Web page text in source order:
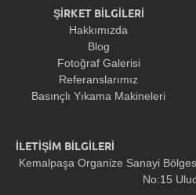
ŞİRKET BİLGİLERİ
Hakkımızda
Blog
Fotoğraf Galerisi
Referanslarımız
Basınçlı Yıkama Makineleri
İLETİŞİM BİLGİLERİ
Kemalpaşa Organize Sanayi
No:15